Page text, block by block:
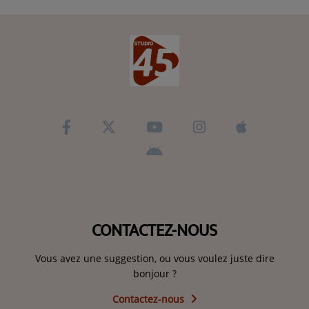
CONTACTEZ-NOUS
Vous avez une suggestion, ou vous voulez juste dire
bonjour ?
Contactez-nous